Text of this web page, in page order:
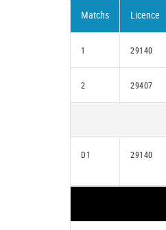
Matchs Licence
1 29140
2 29407
D1 29140